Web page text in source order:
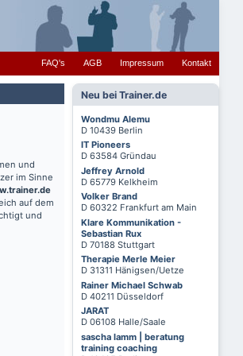
FAQ's AGB Impressum Kontakt
Neu bei Trainer.de
Wondmu Alemu
D 10439 Berlin
IT Pioneers
D 63584 Gründau
Jeffrey Arnold
D 65779 Kelkheim
Volker Brand
D 60322 Frankfurt am Main
Klare Kommunikation -
Sebastian Rux
D 70188 Stuttgart
Therapie Merle Meier
D 31311 Hänigsen/Uetze
Rainer Michael Schwab
D 40211 Düsseldorf
JARAT
D 06108 Halle/Saale
sascha lamm | beratung
training coaching
und
im Sinne
auf dem
und